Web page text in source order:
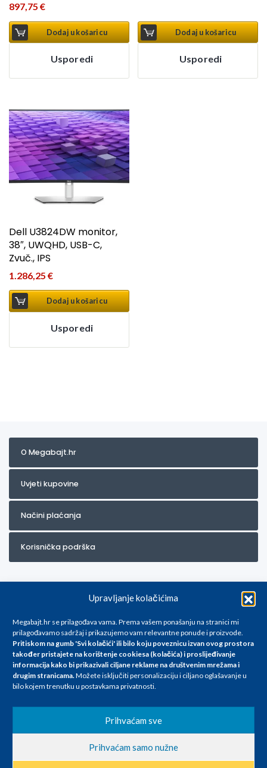
Upravljanje kolačićima
Megabajt.hr se prilagođava vama. Prema vašem ponašanju na stranici mi
prilagođavamo sadržaj i prikazujemo vam relevantne ponude i proizvode.
Pritiskom na gumb 'Svi kolačići' ili bilo koju poveznicu izvan ovog prostora
također pristajete na korištenje cookiesa (kolačića) i proslijeđivanje
informacija kako bi prikazivali ciljane reklame na društvenim mrežama i
drugim stranicama.Možete isključiti personalizaciju i ciljano oglašavanje u
bilo kojem trenutku u postavkama privatnosti.
Prihvaćam sve
Prihvaćam samo nužne
897,75 €
Dodaj u košaricu
Usporedi
Dodaj u košaricu
Usporedi
Dell U3824DW monitor,
38″, UWQHD, USB-C,
Zvuč., IPS
1.286,25 €
Dodaj u košaricu
Usporedi
O Megabajt.hr
Uvjeti kupovine
Načini plaćanja
Korisnička podrška
Za artikle kojih trenutno nema u ponudi obratite nam se na
info@megabajt.hr. Sve cijene su informativnog karaktera i podložne su
promjenama, a
iskazane su za avansno plaćanje(gotovina) u Eurima i uključuju PDV. Sve
se razlikovati od cijena u našim poslovnicama. Trudimo se dati što bolji
i točniji opis i sliku. Unatoč tome, ne možemo garantirati da su svi
nastale u opisu proizvoda, greške prilikom štampanja te promjene
cijena.